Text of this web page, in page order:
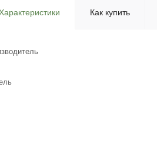
Характеристики Как купить